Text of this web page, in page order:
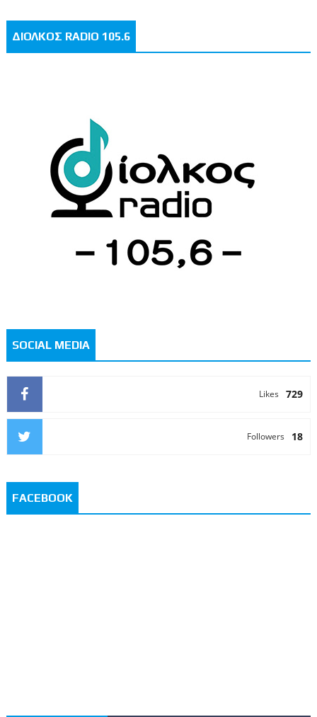
ΔΙΟΛΚΟΣ RADIO 105.6
SOCIAL MEDIA
729
Likes
18
Followers
FACEBOOK